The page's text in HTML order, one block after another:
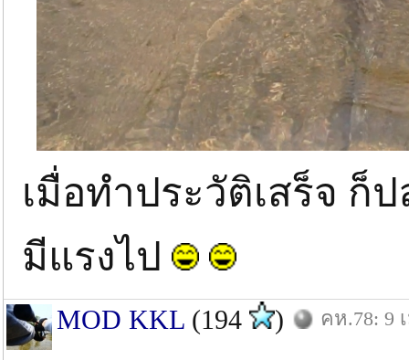
เมื่อทำประวัติเสร็จ ก็
มีแรงไป
MOD KKL (194 ) คห.78: 9